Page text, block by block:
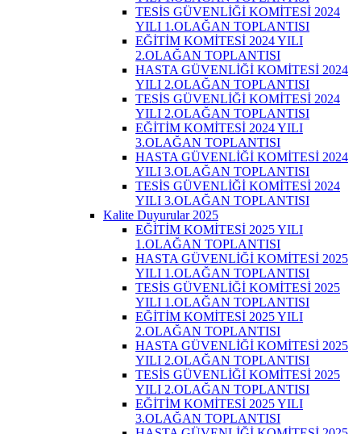
TESİS GÜVENLİĞİ KOMİTESİ 2024
YILI 1.OLAĞAN TOPLANTISI
EĞİTİM KOMİTESİ 2024 YILI
2.OLAĞAN TOPLANTISI
HASTA GÜVENLİĞİ KOMİTESİ 2024
YILI 2.OLAĞAN TOPLANTISI
TESİS GÜVENLİĞİ KOMİTESİ 2024
YILI 2.OLAĞAN TOPLANTISI
EĞİTİM KOMİTESİ 2024 YILI
3.OLAĞAN TOPLANTISI
HASTA GÜVENLİĞİ KOMİTESİ 2024
YILI 3.OLAĞAN TOPLANTISI
TESİS GÜVENLİĞİ KOMİTESİ 2024
YILI 3.OLAĞAN TOPLANTISI
Kalite Duyurular 2025
EĞİTİM KOMİTESİ 2025 YILI
1.OLAĞAN TOPLANTISI
HASTA GÜVENLİĞİ KOMİTESİ 2025
YILI 1.OLAĞAN TOPLANTISI
TESİS GÜVENLİĞİ KOMİTESİ 2025
YILI 1.OLAĞAN TOPLANTISI
EĞİTİM KOMİTESİ 2025 YILI
2.OLAĞAN TOPLANTISI
HASTA GÜVENLİĞİ KOMİTESİ 2025
YILI 2.OLAĞAN TOPLANTISI
TESİS GÜVENLİĞİ KOMİTESİ 2025
YILI 2.OLAĞAN TOPLANTISI
EĞİTİM KOMİTESİ 2025 YILI
3.OLAĞAN TOPLANTISI